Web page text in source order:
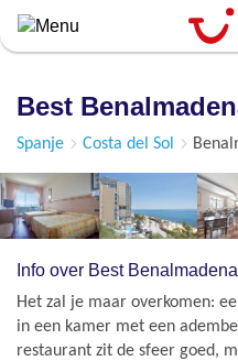
Overslaan
algemene
inhoud
gaan
Best
Spanje Costa del Sol
Info over Best Benalmadena
Het zal je maar overkomen:
in een kamer met een
restaurant zit de sfeer goed,